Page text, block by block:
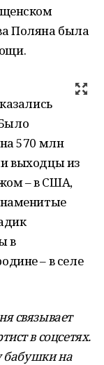
Поляна была
570 млн
выходцы из
– в США,
в
– в селе
связывает
в соцсетях.
бабушки на